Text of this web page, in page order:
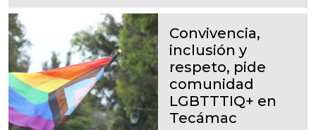
Convivencia,
inclusión y
respeto, pide
comunidad
LGBTTTIQ+ en
Tecámac